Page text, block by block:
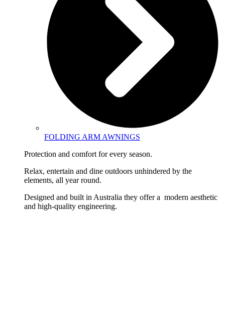
FOLDING ARM AWNINGS
Protection and comfort for every season.
Relax, entertain and dine outdoors unhindered by the
elements, all year round.
Designed and built in Australia they offer a modern aesthetic
and high-quality engineering.